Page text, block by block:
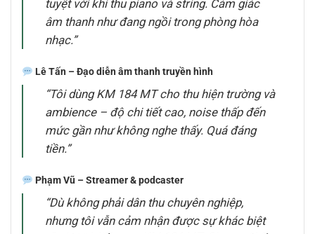
tuyệt vời khi thu piano và string. Cảm giác
âm thanh như đang ngồi trong phòng hòa
nhạc.”
Lê Tấn – Đạo diễn âm thanh truyền hình
“Tôi dùng KM 184 MT cho thu hiện trường và
ambience – độ chi tiết cao, noise thấp đến
mức gần như không nghe thấy. Quá đáng
tiền.”
Phạm Vũ – Streamer & podcaster
“Dù không phải dân thu chuyên nghiệp,
nhưng tôi vẫn cảm nhận được sự khác biệt